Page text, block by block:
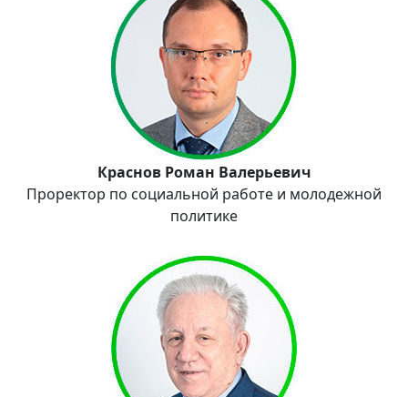
Краснов Роман Валерьевич
Проректор по социальной работе и молодежной
политике